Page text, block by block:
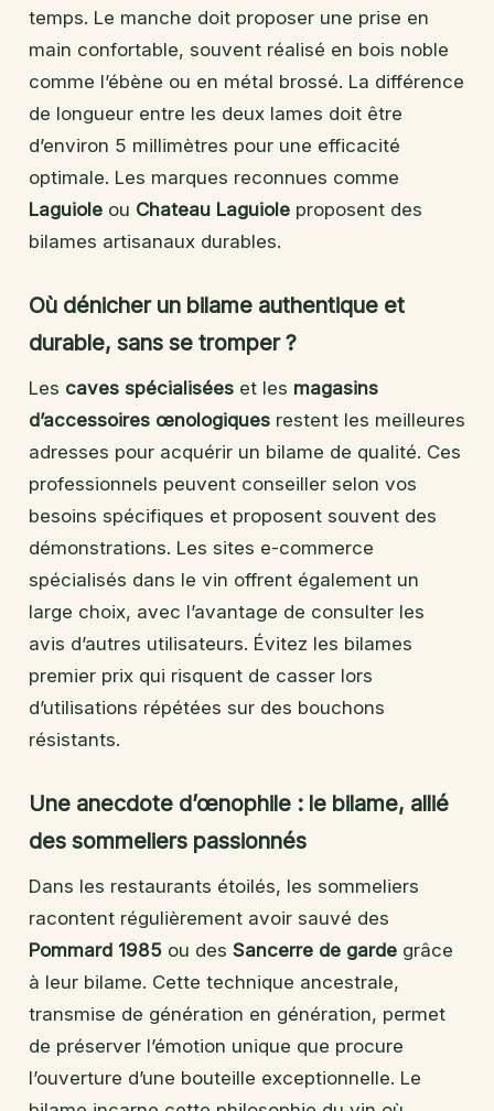
temps. Le manche doit proposer une prise en
main confortable, souvent réalisé en bois noble
comme l’ébène ou en métal brossé. La différence
de longueur entre les deux lames doit être
d’environ 5 millimètres pour une efficacité
optimale. Les marques reconnues comme
Laguiole ou Chateau Laguiole proposent des
bilames artisanaux durables.
Où dénicher un bilame authentique et
durable, sans se tromper ?
Les caves spécialisées et les magasins
d’accessoires œnologiques restent les meilleures
adresses pour acquérir un bilame de qualité. Ces
professionnels peuvent conseiller selon vos
besoins spécifiques et proposent souvent des
démonstrations. Les sites e-commerce
spécialisés dans le vin offrent également un
large choix, avec l’avantage de consulter les
avis d’autres utilisateurs. Évitez les bilames
premier prix qui risquent de casser lors
d’utilisations répétées sur des bouchons
résistants.
Une anecdote d’œnophile : le bilame, allié
des sommeliers passionnés
Dans les restaurants étoilés, les sommeliers
racontent régulièrement avoir sauvé des
Pommard 1985 ou des Sancerre de garde grâce
à leur bilame. Cette technique ancestrale,
transmise de génération en génération, permet
de préserver l’émotion unique que procure
l’ouverture d’une bouteille exceptionnelle. Le